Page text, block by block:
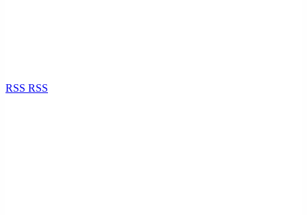
RSS RSS